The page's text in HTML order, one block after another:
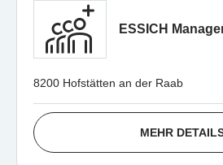
ESSICH
8200 Hofstätten an der Raab
MEHR